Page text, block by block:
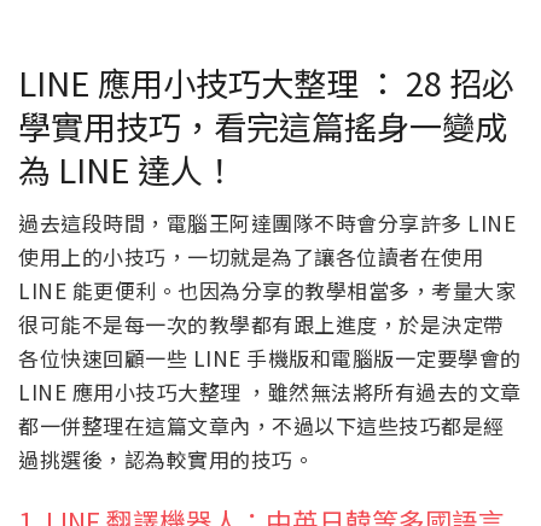
LINE 應用小技巧大整理 ： 28 招必
學實用技巧，看完這篇搖身一變成
為 LINE 達人！
過去這段時間，電腦王阿達團隊不時會分享許多 LINE
使用上的小技巧，一切就是為了讓各位讀者在使用
LINE 能更便利。也因為分享的教學相當多，考量大家
很可能不是每一次的教學都有跟上進度，於是決定帶
各位快速回顧一些 LINE 手機版和電腦版一定要學會的
LINE 應用小技巧大整理 ，雖然無法將所有過去的文章
都一併整理在這篇文章內，不過以下這些技巧都是經
過挑選後，認為較實用的技巧。